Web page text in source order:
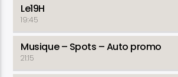
Le19H
19:45
Musique – Spots – Auto promo
21:15